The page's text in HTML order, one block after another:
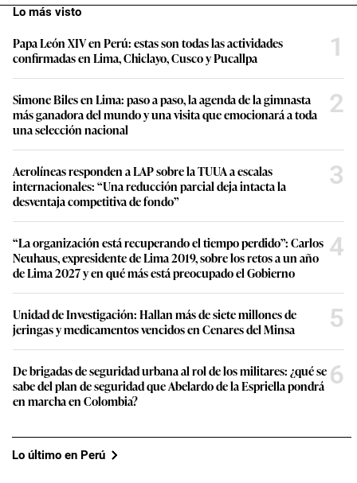
o
n
s
Lo más visto
Papa León XIV en Perú: estas son todas las actividades
confirmadas en Lima, Chiclayo, Cusco y Pucallpa
1
Simone Biles en Lima: paso a paso, la agenda de la gimnasta
más ganadora del mundo y una visita que emocionará a toda
una selección nacional
2
Aerolíneas responden a LAP sobre la TUUA a escalas
internacionales: “Una reducción parcial deja intacta la
desventaja competitiva de fondo”
3
“La organización está recuperando el tiempo perdido”: Carlos
Neuhaus, expresidente de Lima 2019, sobre los retos a un año
de Lima 2027 y en qué más está preocupado el Gobierno
4
Unidad de Investigación: Hallan más de siete millones de
jeringas y medicamentos vencidos en Cenares del Minsa
5
De brigadas de seguridad urbana al rol de los militares: ¿qué se
sabe del plan de seguridad que Abelardo de la Espriella pondrá
en marcha en Colombia?
6
Lo último en Perú